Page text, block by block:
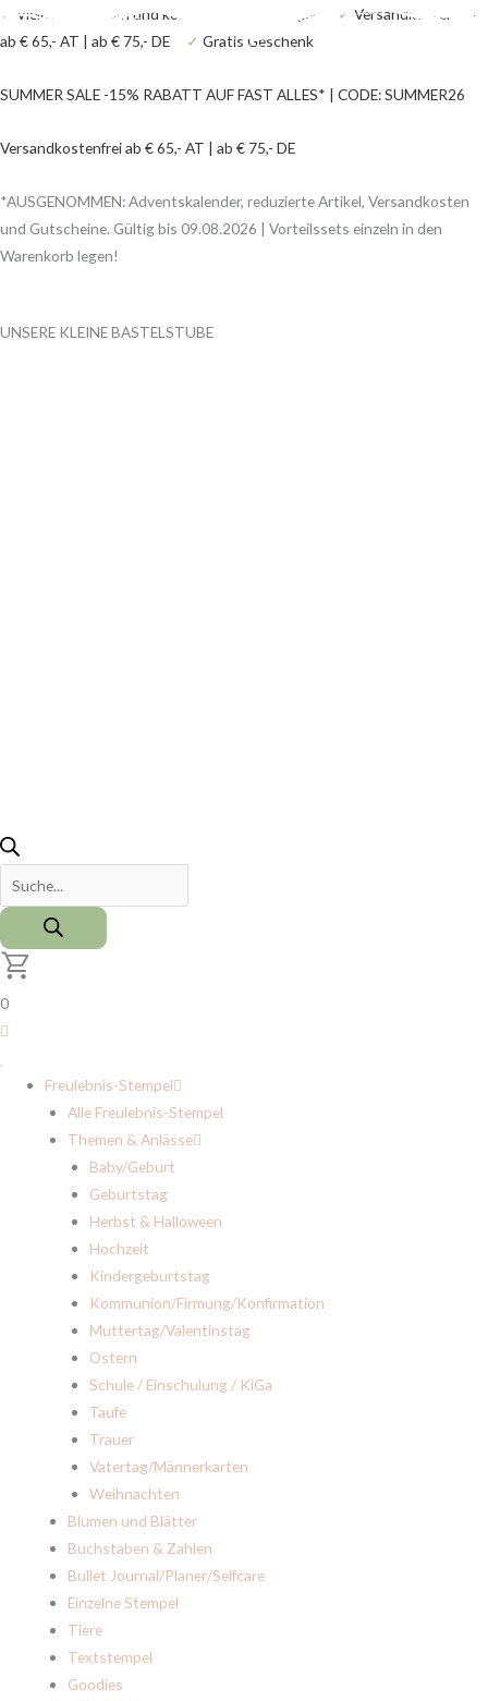
Zum
Inhalt
✓ Viele Bastelideen und kostenlose Anleitungen ✓ Versandkostenfrei
ab € 65,- AT | ab € 75,- DE
✓ Gratis Geschenk
SUMMER SALE -15% RABATT AUF FAST ALLES* | CODE: SUMMER26
Versandkostenfrei ab € 65,- AT | ab € 75,- DE
*AUSGENOMMEN: Adventskalender, reduzierte Artikel, Versandkosten
und Gutscheine. Gültig bis 09.08.2026 | Vorteilssets einzeln in den
Warenkorb legen!
UNSERE KLEINE BASTELSTUBE
Products
search
0
Freulebnis-Stempel
Alle Freulebnis-Stempel
Themen & Anlässe
Baby/Geburt
Geburtstag
Herbst & Halloween
Hochzeit
Kindergeburtstag
Kommunion/Firmung/Konfirmation
Muttertag/Valentinstag
Ostern
Schule / Einschulung / KiGa
Taufe
Trauer
Vatertag/Männerkarten
Weihnachten
Blumen und Blätter
Buchstaben & Zahlen
Bullet Journal/Planer/Selfcare
Einzelne Stempel
Tiere
Textstempel
Goodies
Products
search